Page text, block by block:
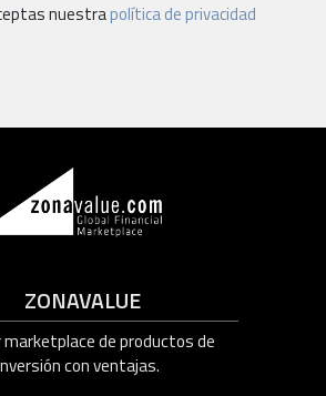
nuestrapolítica de privacidad
ZONAVALUE
marketplace de productos de
con ventajas.